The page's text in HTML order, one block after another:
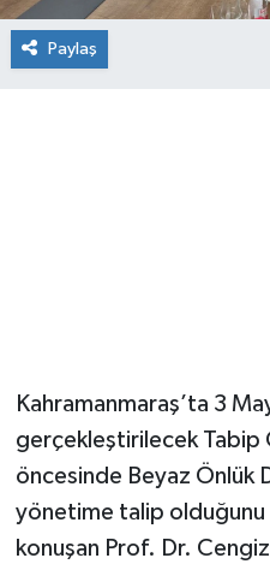
Paylaş
Kahramanmaraş’ta 3
gerçekleştirilecek Tabip
öncesinde Beyaz Önlük
yönetime talip olduğunu
konuşan Prof. Dr.